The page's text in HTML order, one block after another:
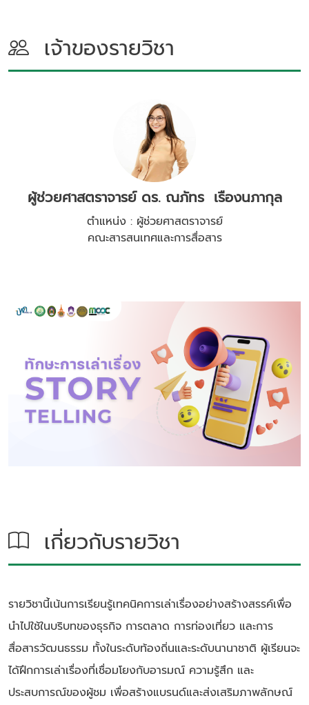
เจ้าของรายวิชา
ผู้ช่วยศาสตราจารย์ ดร. ณภัทร เรืองนภากุล
ตำแหน่ง : ผู้ช่วยศาสตราจารย์
คณะสารสนเทศและการสื่อสาร
เกี่ยวกับรายวิชา
รายวิชานี้เน้นการเรียนรู้เทคนิคการเล่าเรื่องอย่างสร้างสรรค์เพื่อ
นำไปใช้ในบริบทของธุรกิจ การตลาด การท่องเที่ยว และการ
สื่อสารวัฒนธรรม ทั้งในระดับท้องถิ่นและระดับนานาชาติ ผู้เรียนจะ
ได้ฝึกการเล่าเรื่องที่เชื่อมโยงกับอารมณ์ ความรู้สึก และ
ประสบการณ์ของผู้ชม เพื่อสร้างแบรนด์และส่งเสริมภาพลักษณ์